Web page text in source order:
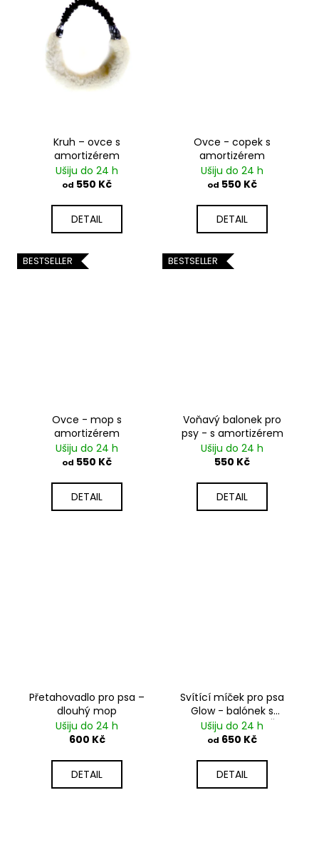
Kruh – ovce s
amortizérem
Ušiju do 24 h
od 550 Kč
DETAIL
Ovce - copek s
amortizérem
Ušiju do 24 h
od 550 Kč
DETAIL
BESTSELLER
Ovce - mop s
amortizérem
Ušiju do 24 h
od 550 Kč
DETAIL
BESTSELLER
Voňavý balonek pro
psy - s amortizérem
Ušiju do 24 h
550 Kč
DETAIL
Přetahovadlo pro psa –
dlouhý mop
Ušiju do 24 h
600 Kč
DETAIL
Svítící míček pro psa
Glow - balónek s
amortizérem a PLYŠEM
Ušiju do 24 h
od 650 Kč
DETAIL